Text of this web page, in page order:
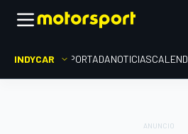
INDYCAR PORTADANOTICIAS